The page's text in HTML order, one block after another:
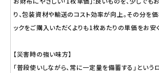
り、包装資材や輸送のコスト効率が向上。その分を
ックをご購入いただくよりも1枚あたりの単価をお安
【災害時の強い味方】
「普段使いしながら、常に一定量を備蓄する」という